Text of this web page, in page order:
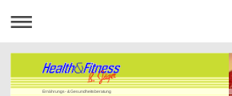
Ernährungs- & Gesundheitsberatung